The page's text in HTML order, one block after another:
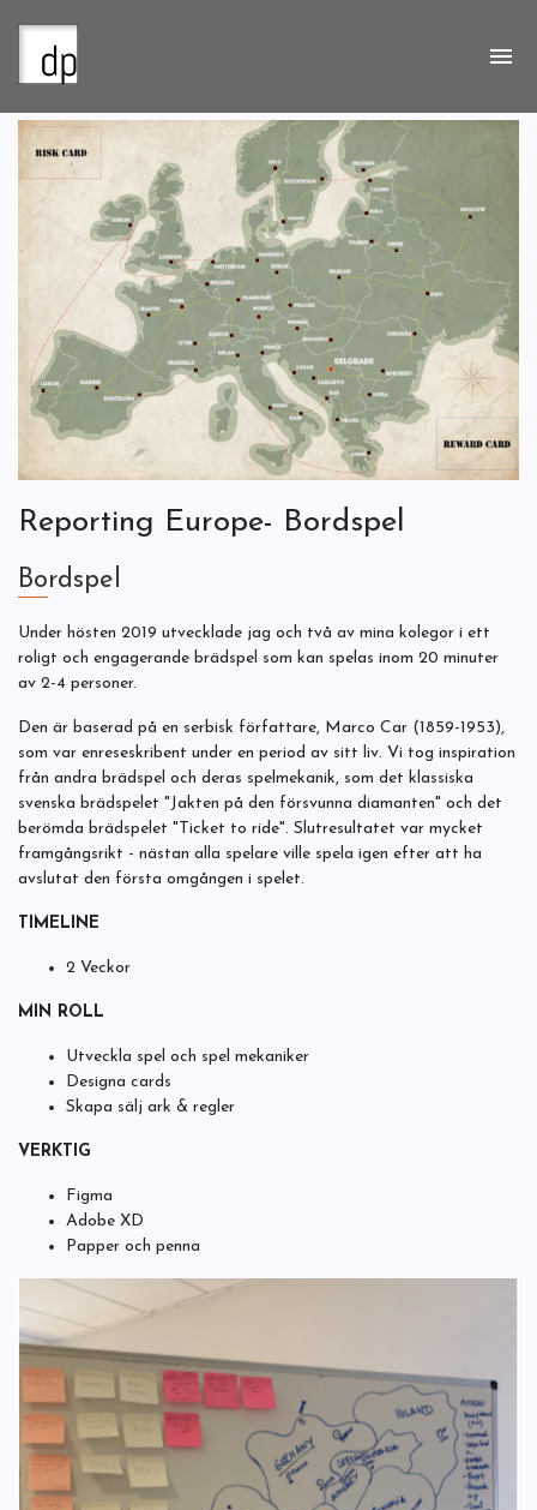
Reporting Europe- Bordspel
Bordspel
Under hösten 2019 utvecklade jag och två av mina kolegor i ett
roligt och engagerande brädspel som kan spelas inom 20 minuter
av 2-4 personer.
Den är baserad på en serbisk författare, Marco Car (1859-1953),
som var enreseskribent under en period av sitt liv. Vi tog inspiration
från andra brädspel och deras spelmekanik, som det klassiska
svenska brädspelet "Jakten på den försvunna diamanten" och det
berömda brädspelet "Ticket to ride". Slutresultatet var mycket
framgångsrikt - nästan alla spelare ville spela igen efter att ha
avslutat den första omgången i spelet.
TIMELINE
2 Veckor
MIN ROLL
Utveckla spel och spel mekaniker
Designa cards
Skapa sälj ark & regler
VERKTIG
Figma
Adobe XD
Papper och penna